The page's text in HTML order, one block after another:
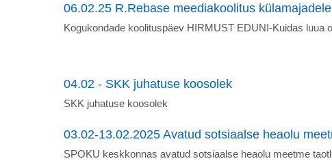
06.02.25 R.Rebase meediakoolitus külamajadele
Kogukondade koolituspäev HIRMUST EDUNI-Kuidas luua
04.02 - SKK juhatuse koosolek
SKK juhatuse koosolek
03.02-13.02.2025 Avatud sotsiaalse heaolu
SPOKU keskkonnas avatud sotsiaalse heaolu meetme